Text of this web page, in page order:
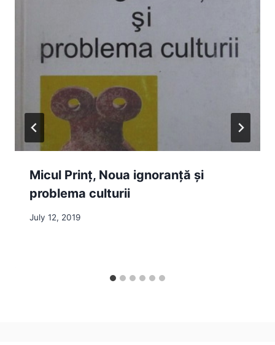
Micul Prinț, Noua ignoranță și
problema culturii
July 12, 2019